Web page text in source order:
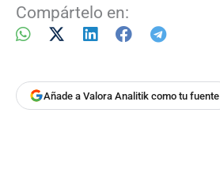
Compártelo en:
Añade a Valora Analitik como tu fuente